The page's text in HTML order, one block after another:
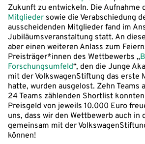
Zukunft zu entwickeln. Die Aufnahme
Mitglieder sowie die Verabschiedung
ausscheidenden Mitglieder fand im
Jubiläumsveranstaltung statt. An
aber einen weiteren Anlass zum
Preisträger*innen des Wettbewerbs „
Forschungsumfeld“, den die Junge
mit der VolkswagenStiftung das erste
hatte, wurden ausgelost. Zehn Teams
24 Teams zählenden Shortlist
Preisgeld von jeweils 10.000 Euro
uns, dass wir den Wettbewerb auch in
gemeinsam mit der
können!